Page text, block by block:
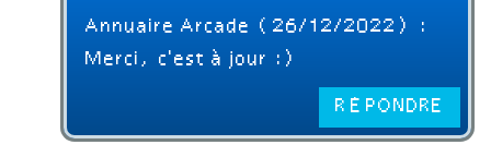
Annuaire Arcade (26/12/2022) :
Merci, c'est à jour :)
RÉPONDRE